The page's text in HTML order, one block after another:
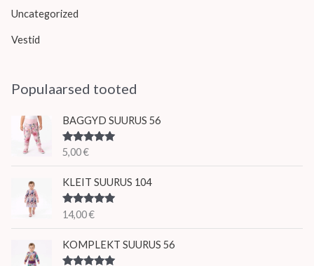
Uncategorized
Vestid
Populaarsed tooted
BAGGYD SUURUS 56
Hinnanguga
5.00
5,00€
KLEIT SUURUS 104
Hinnanguga
5.00
14,00€
KOMPLEKT SUURUS 56